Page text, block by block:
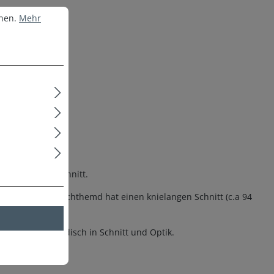
am Halssauschnitt.
bequeme Nachthemd hat einen knielangen Schnitt (c.a 94
Topmodisch in Schnitt und Optik.
Mehr Informationen ...
Mehr